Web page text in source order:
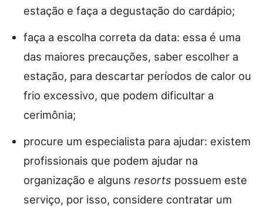
estação e faça a degustação do cardápio;
faça a escolha correta da data: essa é uma
das maiores precauções, saber escolher a
estação, para descartar períodos de calor ou
frio excessivo, que podem dificultar a
cerimônia;
procure um especialista para ajudar: existem
profissionais que podem ajudar na
organização e alguns resorts possuem este
serviço, por isso, considere contratar um